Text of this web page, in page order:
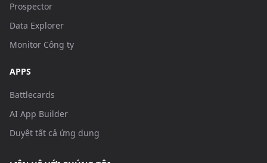
Prospector
Data Explorer
Monitor Công ty
APPS
Battlecards
AI App Builder
Duyệt tất cả ứng dụng